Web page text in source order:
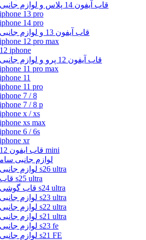
قاب آیفون 14 پلاس و لوازم جانبی
iphone 13 pro
iphone 14 pro
قاب آیفون 13 و لوازم جانبی
iphone 12 pro max
12 iphone
قاب آیفون 12 پرو و لوازم جانبی
iphone 11 pro max
iphone 11
iphone 11 pro
iphone 7 / 8
iphone 7 / 8 p
iphone x / xs
iphone xs max
iphone 6 / 6s
iphone xr
قاب ایفون 12 mini
لوازم جانبی
لوازم جانبی s26 ultra
قاب s25 ultra
قاب گوشی s24 ultra
لوازم جانبی s23 ultra
لوازم جانبی s22 ultra
لوازم جانبی s21 ultra
لوازم جانبی s23 fe
لوازم جانبی s21 FE